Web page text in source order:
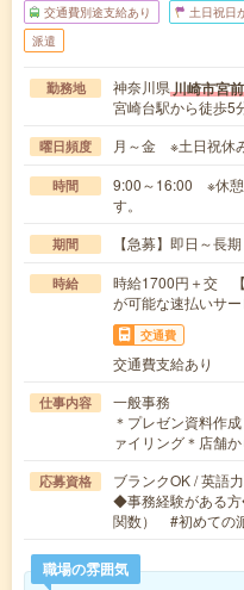
交通費別途支給あり 土日祝日
派遣
勤務地 神奈川県川崎市宮
宮崎台駅から徒歩5
曜日頻度 月～金 ※土日祝休
時間
9:00～16:00 ※休憩
す。
期間 【急募】即日～長
時給
時給1700円＋交
が可能な速払いサー
交通費
交通費支給あり
仕事内容
一般事務
＊プレゼン資料作
ァイリング＊店舗
応募資格
ブランクOK / 英語
◆事務経験がある
関数） #初めての
職場の雰囲気